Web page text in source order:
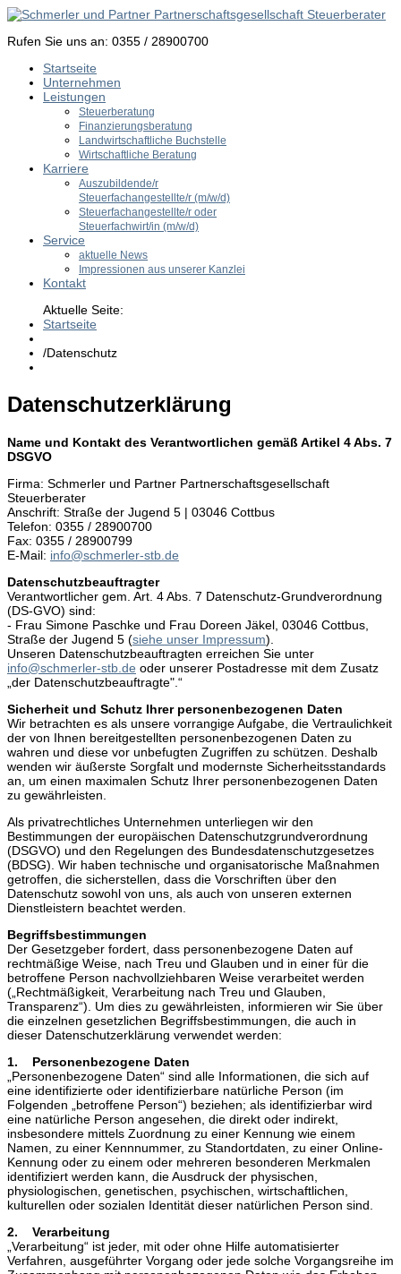
Rufen Sie uns an: 0355 / 28900700
Startseite
Unternehmen
Leistungen
Steuerberatung
Finanzierungsberatung
Landwirtschaftliche Buchstelle
Wirtschaftliche Beratung
Karriere
Auszubildende/r
Steuerfachangestellte/r (m/w/d)
Steuerfachangestellte/r oder
Steuerfachwirt/in (m/w/d)
Service
aktuelle News
Impressionen aus unserer Kanzlei
Kontakt
Aktuelle Seite:
Startseite
/Datenschutz
Datenschutzerklärung
Name und Kontakt des Verantwortlichen gemäß Artikel 4 Abs. 7
DSGVO
Firma: Schmerler und Partner Partnerschaftsgesellschaft
Steuerberater
Anschrift: Straße der Jugend 5 | 03046 Cottbus
Telefon: 0355 / 28900700
Fax: 0355 / 28900799
E-Mail: info@schmerler-stb.de
Datenschutzbeauftragter
Verantwortlicher gem. Art. 4 Abs. 7 Datenschutz-Grundverordnung
(DS-­GVO) sind:
- Frau Simone Paschke und Frau Doreen Jäkel, 03046 Cottbus,
Straße der Jugend 5 (siehe unser Impressum).
Unseren Datenschutzbeauftragten erreichen Sie unter
info@schmerler-stb.de oder unserer Postadresse mit dem Zusatz
„der Datenschutzbeauftragte".“
Sicherheit und Schutz Ihrer personenbezogenen Daten
Wir betrachten es als unsere vorrangige Aufgabe, die Vertraulichkeit
der von Ihnen bereitgestellten personenbezogenen Daten zu
wahren und diese vor unbefugten Zugriffen zu schützen. Deshalb
wenden wir äußerste Sorgfalt und modernste Sicherheitsstandards
an, um einen maximalen Schutz Ihrer personenbezogenen Daten
zu gewährleisten.
Als privatrechtliches Unternehmen unterliegen wir den
Bestimmungen der europäischen Datenschutzgrundverordnung
(DSGVO) und den Regelungen des Bundesdatenschutzgesetzes
(BDSG). Wir haben technische und organisatorische Maßnahmen
getroffen, die sicherstellen, dass die Vorschriften über den
Datenschutz sowohl von uns, als auch von unseren externen
Dienstleistern beachtet werden.
Begriffsbestimmungen
Der Gesetzgeber fordert, dass personenbezogene Daten auf
rechtmäßige Weise, nach Treu und Glauben und in einer für die
betroffene Person nachvollziehbaren Weise verarbeitet werden
(„Rechtmäßigkeit, Verarbeitung nach Treu und Glauben,
Transparenz“). Um dies zu gewährleisten, informieren wir Sie über
die einzelnen gesetzlichen Begriffsbestimmungen, die auch in
dieser Datenschutzerklärung verwendet werden:
1. Personenbezogene Daten
„Personenbezogene Daten“ sind alle Informationen, die sich auf
eine identifizierte oder identifizierbare natürliche Person (im
Folgenden „betroffene Person“) beziehen; als identifizierbar wird
eine natürliche Person angesehen, die direkt oder indirekt,
insbesondere mittels Zuordnung zu einer Kennung wie einem
Namen, zu einer Kennnummer, zu Standortdaten, zu einer Online-
Kennung oder zu einem oder mehreren besonderen Merkmalen
identifiziert werden kann, die Ausdruck der physischen,
physiologischen, genetischen, psychischen, wirtschaftlichen,
kulturellen oder sozialen Identität dieser natürlichen Person sind.
2. Verarbeitung
„Verarbeitung“ ist jeder, mit oder ohne Hilfe automatisierter
Verfahren, ausgeführter Vorgang oder jede solche Vorgangsreihe im